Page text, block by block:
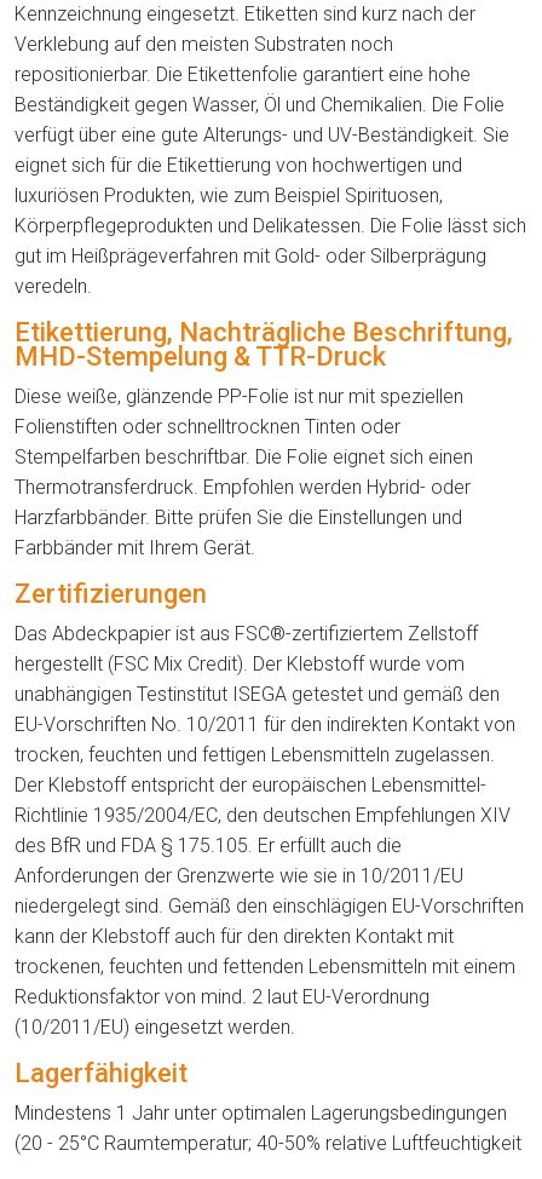
Kennzeichnung eingesetzt. Etiketten sind kurz nach der
Verklebung auf den meisten Substraten noch
repositionierbar. Die Etikettenfolie garantiert eine hohe
Beständigkeit gegen Wasser, Öl und Chemikalien. Die Folie
verfügt über eine gute Alterungs- und UV-Beständigkeit. Sie
eignet sich für die Etikettierung von hochwertigen und
luxuriösen Produkten, wie zum Beispiel Spirituosen,
Körperpflegeprodukten und Delikatessen. Die Folie lässt sich
gut im Heißprägeverfahren mit Gold- oder Silberprägung
veredeln.
Etikettierung, Nachträgliche Beschriftung,
MHD-Stempelung & TTR-Druck
Diese weiße, glänzende PP-Folie ist nur mit speziellen
Folienstiften oder schnelltrocknen Tinten oder
Stempelfarben beschriftbar. Die Folie eignet sich einen
Thermotransferdruck. Empfohlen werden Hybrid- oder
Harzfarbbänder. Bitte prüfen Sie die Einstellungen und
Farbbänder mit Ihrem Gerät.
Zertifizierungen
Das Abdeckpapier ist aus FSC®-zertifiziertem Zellstoff
hergestellt (FSC Mix Credit). Der Klebstoff wurde vom
unabhängigen Testinstitut ISEGA getestet und gemäß den
EU-Vorschriften No. 10/2011 für den indirekten Kontakt von
trocken, feuchten und fettigen Lebensmitteln zugelassen.
Der Klebstoff entspricht der europäischen Lebensmittel-
Richtlinie 1935/2004/EC, den deutschen Empfehlungen XIV
des BfR und FDA § 175.105. Er erfüllt auch die
Anforderungen der Grenzwerte wie sie in 10/2011/EU
niedergelegt sind. Gemäß den einschlägigen EU-Vorschriften
kann der Klebstoff auch für den direkten Kontakt mit
trockenen, feuchten und fettenden Lebensmitteln mit einem
Reduktionsfaktor von mind. 2 laut EU-Verordnung
(10/2011/EU) eingesetzt werden.
Lagerfähigkeit
Mindestens 1 Jahr unter optimalen Lagerungsbedingungen
(20 - 25°C Raumtemperatur; 40-50% relative Luftfeuchtigkeit